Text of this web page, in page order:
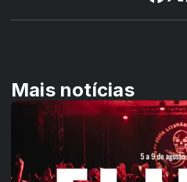
Mais notícias